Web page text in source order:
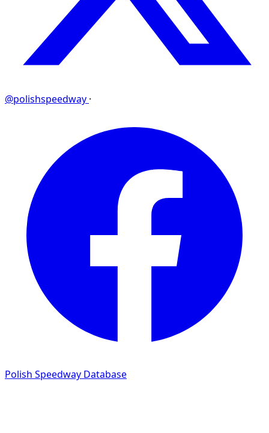
@polishspeedway ·
Polish Speedway Database